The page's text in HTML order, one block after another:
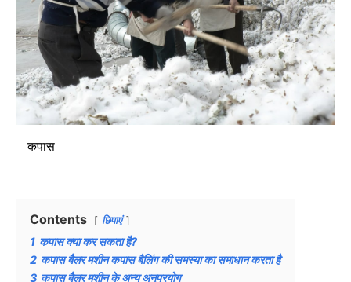
कपास
Contents छिपाएं
1 कपास क्या कर सकता है?
2 कपास बैलर मशीन कपास बैलिंग की समस्या का समाधान करता है
3 कपास बैलर मशीन के अन्य अनुप्रयोग